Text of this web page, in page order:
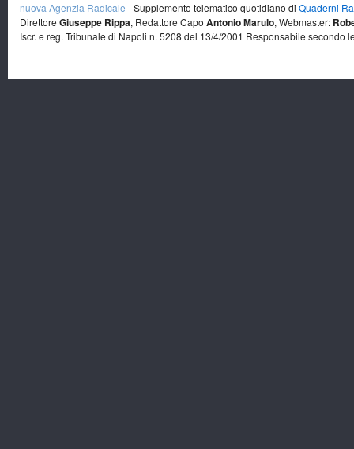
nuova Agenzia Radicale - Supplemento telematico quotidiano di Quaderni
Direttore Giuseppe Rippa, Redattore Capo Antonio Marulo, Webmaster:
Iscr. e reg. Tribunale di Napoli n. 5208 del 13/4/2001 Responsabile secondo